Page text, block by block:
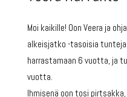
Moi kaikille! Oon Veera ja
alkeisjatko -tasoisia
harrastamaan 6 vuotta, ja
vuotta.
Ihmisenä oon tosi